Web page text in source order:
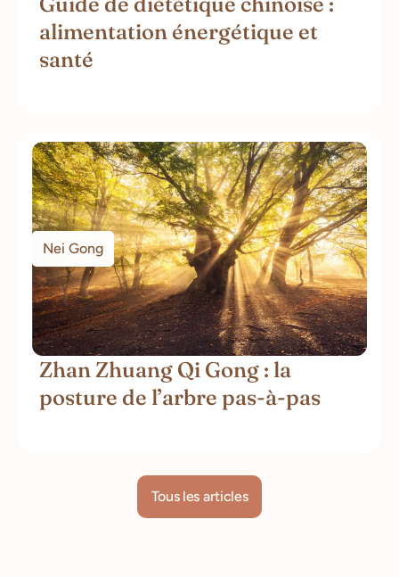
alimentation énergétique et
santé
Nei Gong
Zhan Zhuang Qi Gong : la
posture de l’arbre pas-à-pas
Tous les articles